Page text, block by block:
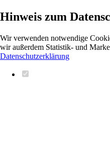
Hinweis zum
Wir verwenden notwendige
wir außerdem Statistik- und
Datenschutzerklärung